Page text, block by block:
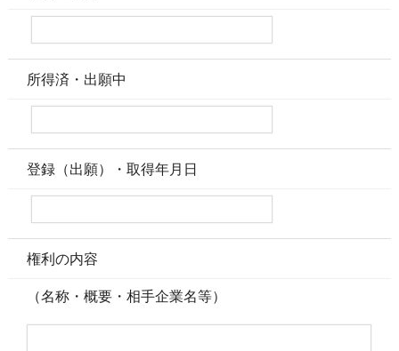
所得済・出願中
登録（出願）・取得年月日
権利の内容
（名称・概要・相手企業名等）